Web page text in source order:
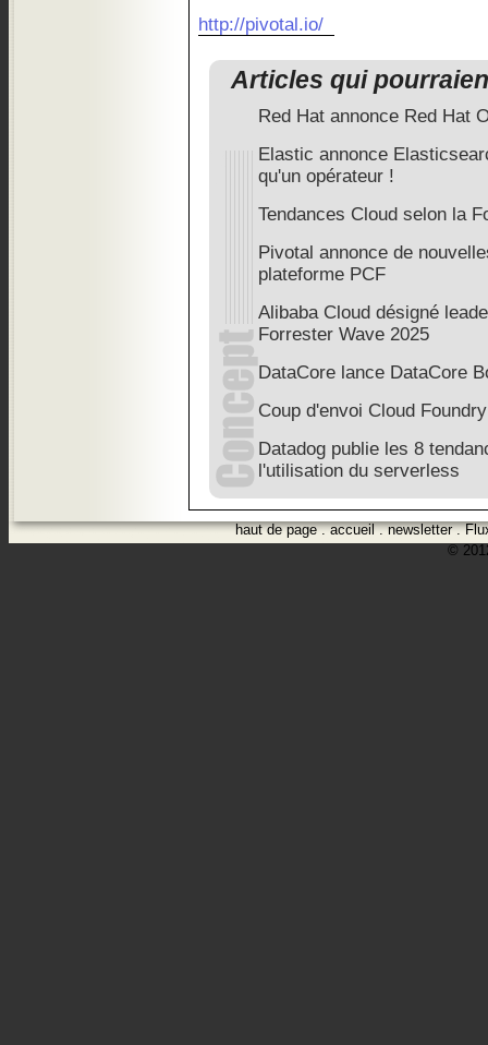
http://pivotal.io/
Articles qui
Red Hat annonce Red Hat
Elastic annonce
qu'un opérateur !
Tendances Cloud selon la
Pivotal annonce de
plateforme PCF
Alibaba Cloud désigné
Forrester Wave 2025
DataCore lance DataCore
Coup d'envoi Cloud
Datadog publie les 8
l'utilisation du serverless
haut de page.accueil.newsletter.
©